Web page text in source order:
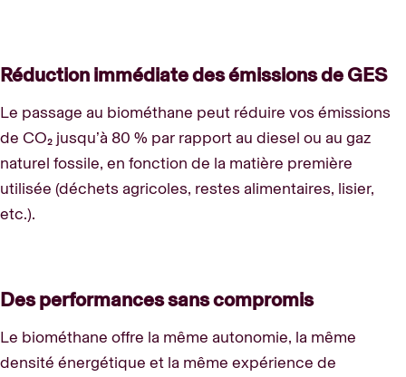
Réduction immédiate des émissions de GES
Le passage au biométhane peut réduire vos émissions
de CO₂ jusqu’à 80 % par rapport au diesel ou au gaz
naturel fossile, en fonction de la matière première
utilisée (déchets agricoles, restes alimentaires, lisier,
etc.).
Des performances sans compromis
Le biométhane offre la même autonomie, la même
densité énergétique et la même expérience de